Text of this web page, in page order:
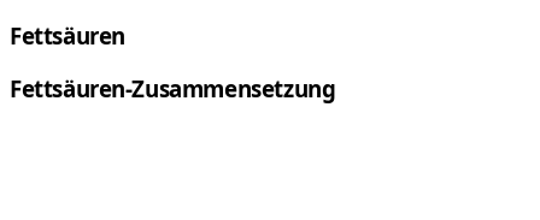
Fettsäuren
Fettsäuren-Zusammensetzung